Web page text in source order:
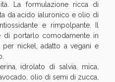
La formulazione ricca di
da acido ialuronico e olio di
e rimpolpante. Il
di portarlo comodamente in
nickel, adatto a vegani e
idrolato di salvia, mica,
olio di semi di zucca,
disponibile oggi!